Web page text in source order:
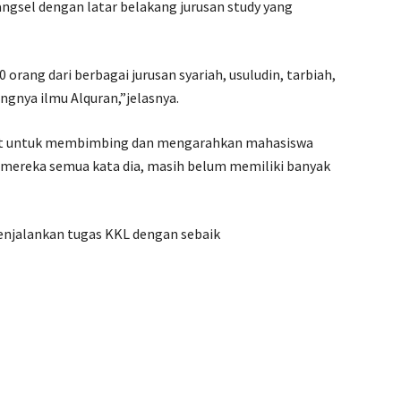
dengan latar belakang jurusan study yang
orang dari berbagai jurusan syariah, usuludin, tarbiah,
ilmu Alquran,”jelasnya.
membimbing dan mengarahkan mahasiswa
semua kata dia, masih belum memiliki banyak
tugas KKL dengan sebaik